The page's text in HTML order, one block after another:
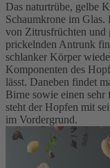
Das naturtrübe, gelbe
Schaumkrone im
von Zitrusfrüchten und
prickelnden Antrunk
schlanker Körper
Komponenten des
lässt. Daneben findet
Birne sowie einen
steht der Hopfen mit
im Vordergrund.